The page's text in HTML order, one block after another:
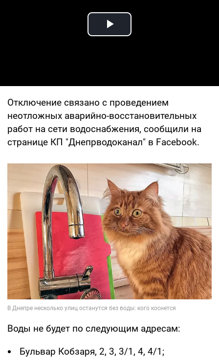
Play Video
Отключение связано с проведением
неотложных аварийно-восстановительных
работ на сети водоснабжения, сообщили на
странице КП "Днепрводоканал" в Facebook.
Воды не будет по следующим адресам:
Бульвар Кобзаря, 2, 3, 3/1, 4, 4/1;